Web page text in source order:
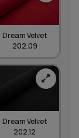
Dream Velvet
202.09
Dream Velvet
202.12